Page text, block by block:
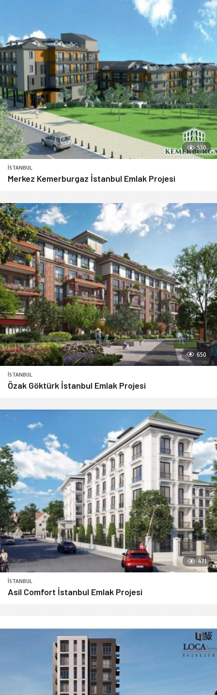
530
İSTANBUL
Merkez Kemerburgaz İstanbul Emlak Projesi
650
İSTANBUL
Özak Göktürk İstanbul Emlak Projesi
471
İSTANBUL
Asil Comfort İstanbul Emlak Projesi